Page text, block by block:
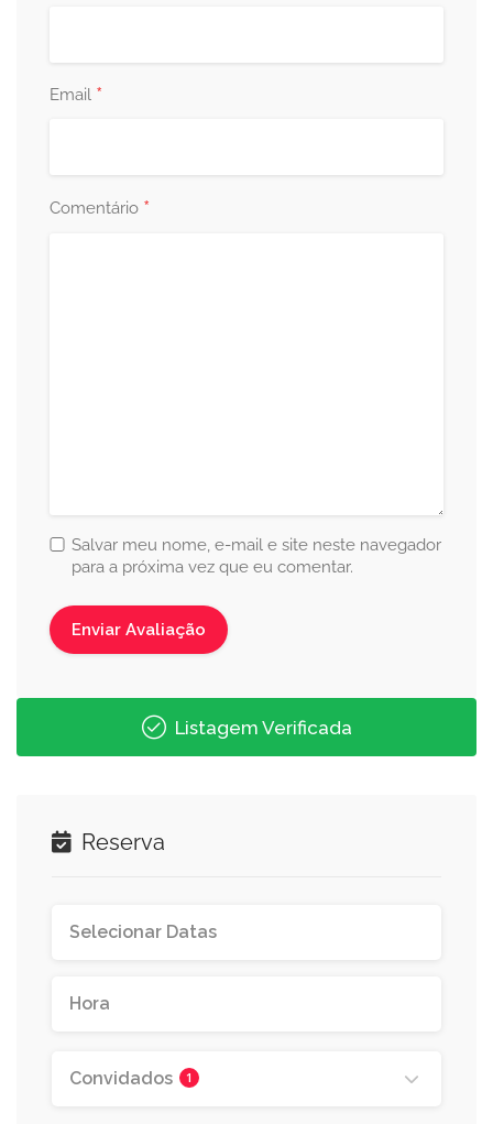
Email *
Comentário *
Salvar meu nome, e-mail e site neste navegador
para a próxima vez que eu comentar.
Listagem Verificada
Reserva
Convidados 1